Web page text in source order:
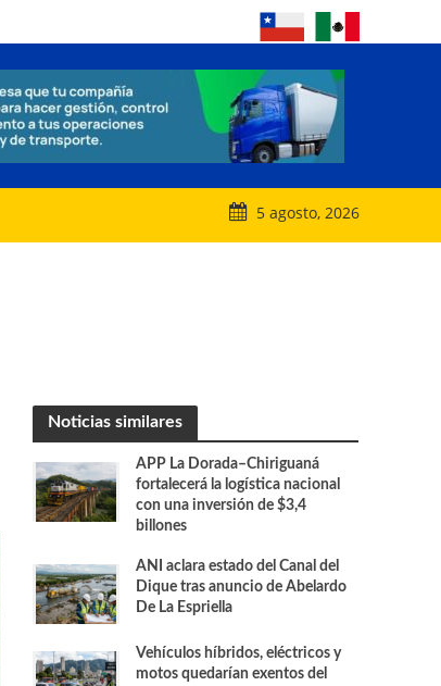
5 agosto, 2026
Noticias similares
APP La Dorada–Chiriguaná
fortalecerá la logística nacional
con una inversión de $3,4
billones
ANI aclara estado del Canal del
Dique tras anuncio de Abelardo
De La Espriella
Vehículos híbridos, eléctricos y
motos quedarían exentos del